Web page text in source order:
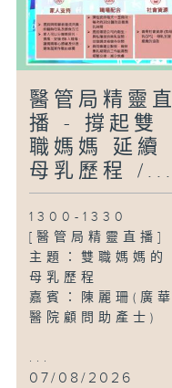
醫管局精靈直
播 - 撐起雙
職媽媽 延續
母乳歷程 /...
1300-1330
[醫管局精靈直播]
主題：雙職媽媽的
母乳歷程
嘉賓：陳麗珊(廣華
醫院顧問助產士)
...
07/08/2026